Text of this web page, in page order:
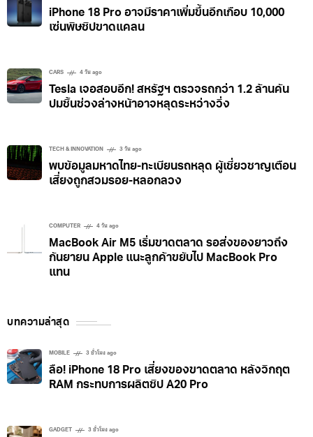
iPhone 18 Pro อาจมีราคาเพิ่มขึ้นอีกเกือบ 10,000
เซ่นพิษชิปขาดแคลน
CARS 4 วัน ago
Tesla เจอสอบอีก! สหรัฐฯ ตรวจรถกว่า 1.2 ล้านคัน
ปมชิ้นช่วงล่างหน้าอาจหลุดระหว่างวิ่ง
TECH & INNOVATION 3 วัน ago
พบข้อมูลมหาดไทย-ทะเบียนรถหลุด ผู้เชี่ยวชาญเตือน
เสี่ยงถูกสวมรอย-หลอกลวง
COMPUTER 4 วัน ago
MacBook Air M5 เริ่มขาดตลาด รอส่งของยาวถึง
กันยายน Apple แนะลูกค้าขยับไป MacBook Pro
แทน
บทความล่าสุด
MOBILE 3 ชั่วโมง ago
ลือ! iPhone 18 Pro เสี่ยงของขาดตลาด หลังวิกฤต
RAM กระทบการผลิตชิป A20 Pro
GADGET 3 ชั่วโมง ago